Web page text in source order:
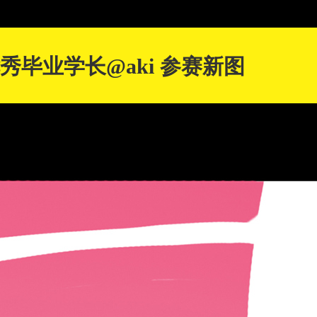
毕业学长@aki 参赛新图